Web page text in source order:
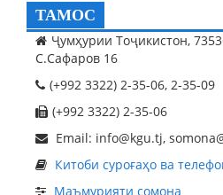
ТАМОС
Ҷумҳурии Тоҷикистон,
С.Сафаров 16
(+992 3322) 2-35-06, 2-35-09
(+992 3322) 2-35-06
Email: info@kgu.tj,
Китоби суроғаҳо ва
Маъмурияти сомона